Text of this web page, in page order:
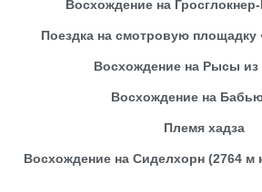
Восхождение на
Поездка на смотровую площадку
Восхождение на Рысы
Восхождение на
Племя хадза
Восхождение на Сиделхорн (2764 м